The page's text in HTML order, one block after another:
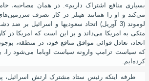
بسیاری منافع اشتراک داریم». در همان مصاحبه،
می‌کند و او را همانند هیتلر در کار تصرف
لوموند (3 آوریل) اتحاد سعودیها و اسرائیل بر
متکی به امریکا می‌داند و بر این ‌است که امریکا در
اتحاد، تعادل قوائی موافق منافع خود، در منطقه،
که سیاست ترامپ وارونه سیاست اوباما می‌شود را،
کرده‌ایم.
طرفه اینکه رئیس ستاد مشترک ارتش اسرائیل،